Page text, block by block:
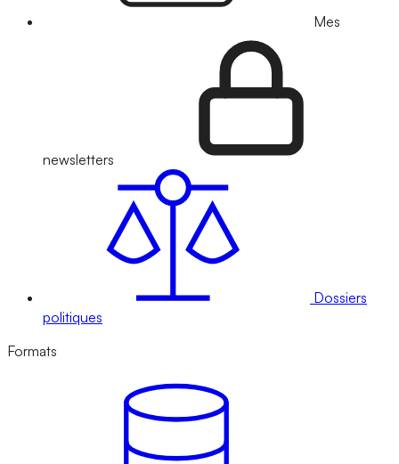
Mes
newsletters
Dossiers
politiques
Formats